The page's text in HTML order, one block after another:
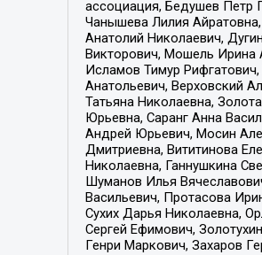
ассоциация, Бедушев Петр
Чанышева Лилия
Анатолий Николаевич,
Викторович, Мошель Ирина
Исламов Тимур
Анатольевич, Верховский
Татьяна Николаевна,
Юрьевна, Саранг Анна
Андрей Юрьевич, Мосин
Дмитриевна, Вититинова
Николаевна, Ганнушкина
Шуманов Илья
Васильевич, Протасова
Сухих Дарья Николаевна,
Сергей Ефимович,
Генри Маркович, Захаров